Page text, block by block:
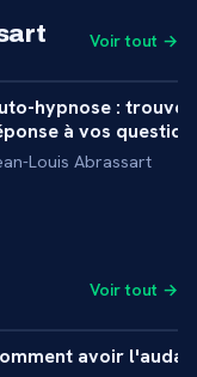
Voir tout →
INITIATION
hypnose :
à vos
Louis Abrassart
Voir tout →
MASTERCLASS
avoir